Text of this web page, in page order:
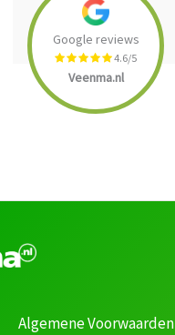
Google reviews
4.6/5
Veenma.nl
Algemene Voorwaarden